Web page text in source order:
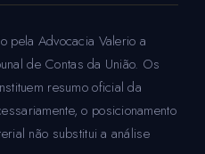
pela Advocacia Valerio a
de Contas da União. Os
resumo oficial da
o posicionamento
não substitui a análise